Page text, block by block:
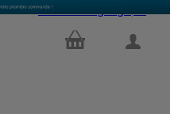
Select Language
PANIER